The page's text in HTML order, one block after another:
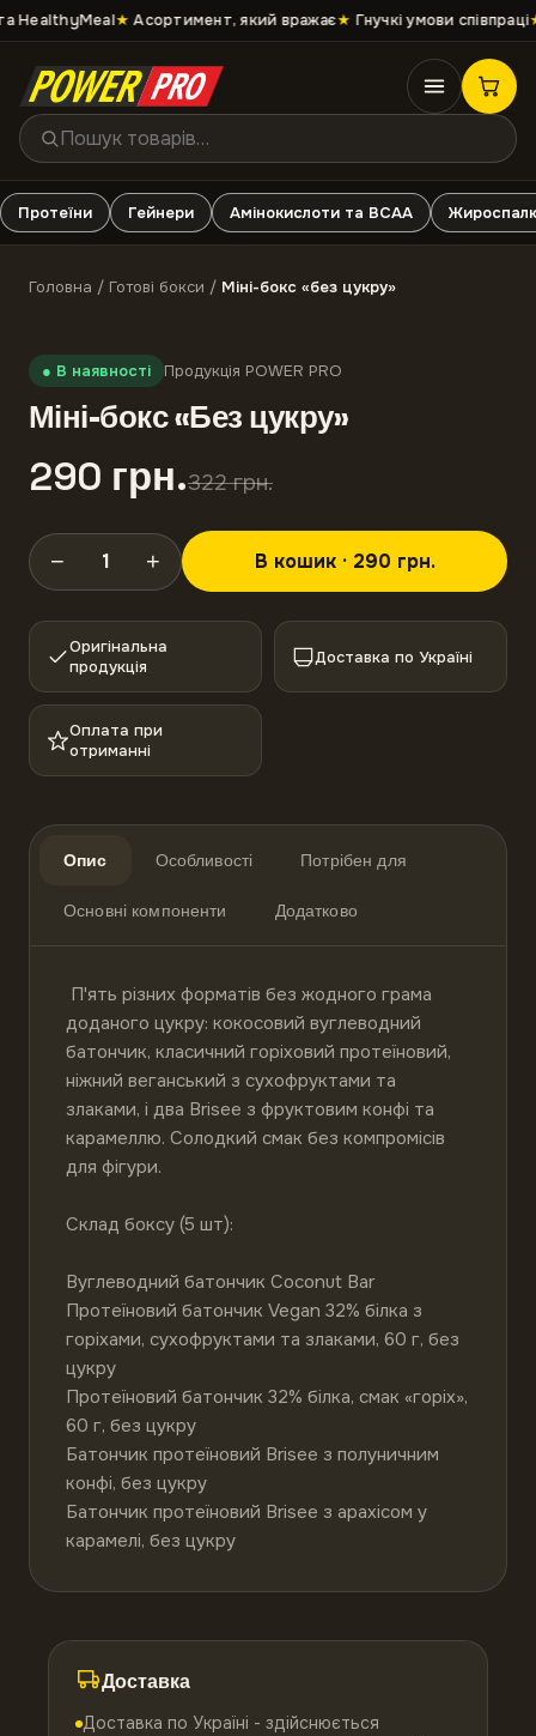
HealthyMeal★ Асортимент, який вражає★ Гнучкі умови співпраці★
Протеїни Гейнери Амінокислоти та ВСАА
Головна / Готові бокси / Міні-бокс «без цукру»
-10%
● В наявності Продукція POWER PRO
Міні-бокс «Без цукру»
290 грн.322 грн.
− 1 + В кошик · 290 грн.
Оригінальна
продукція
Доставка по Україні
Оплата при
отриманні
Опис Особливості Потрібен для
Основні компоненти Додатково
доданого цукру: кокосовий вуглеводний
батончик, класичний горіховий протеїновий,
ніжний веганський з сухофруктами та
злаками, і два Brisee з фруктовим конфі та
карамеллю. Солодкий смак без компромісів
для фігури.
Склад боксу (5 шт):
Вуглеводний батончик Coconut Bar
Протеїновий батончик Vegan 32% білка з
горіхами, сухофруктами та злаками, 60 г, без
цукру
Протеїновий батончик 32% білка, смак «горіх»,
60 г, без цукру
Батончик протеїновий Brisee з полуничним
конфі, без цукру
Батончик протеїновий Brisee з арахісом у
карамелі, без цукру
Доставка
Доставка по Україні - здійснюється